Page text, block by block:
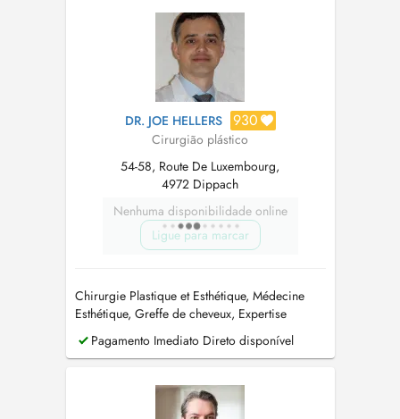
und andere Verfahren angeboten. ...
DR. JOE HELLERS 930
Cirurgião plástico
54-58, Route De Luxembourg,
4972 Dippach
Nenhuma disponibilidade online
Ligue para marcar
Chirurgie Plastique et Esthétique, Médecine
Esthétique, Greffe de cheveux, Expertise
judiciaire et médicale
Pagamento Imediato Direto disponível